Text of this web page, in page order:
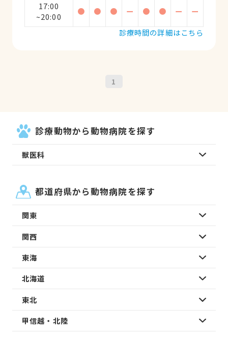
17:00
~20:00
● ● ● ー ● ● ー
ー
診療時間の詳細はこちら
1
診療動物から動物病院を探す
獣医科
都道府県から動物病院を探す
関東
関西
東海
北海道
東北
甲信越・北陸